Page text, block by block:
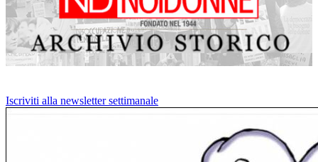
Iscriviti alla newsletter settimanale